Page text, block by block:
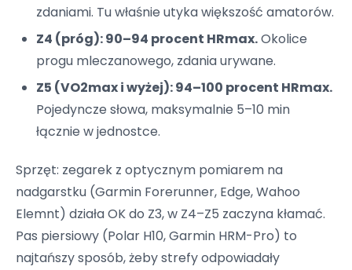
zdaniami. Tu właśnie utyka większość amatorów.
Z4 (próg): 90–94 procent HRmax.Okolice
progu mleczanowego, zdania urywane.
Z5 (VO2max i wyżej): 94–100 procent HRmax.
Pojedyncze słowa, maksymalnie 5–10 min
łącznie w jednostce.
Sprzęt: zegarek z optycznym pomiarem na
nadgarstku (Garmin Forerunner, Edge, Wahoo
Elemnt) działa OK do Z3, w Z4–Z5 zaczyna kłamać.
Pas piersiowy (Polar H10, Garmin HRM-Pro) to
najtańszy sposób, żeby strefy odpowiadały